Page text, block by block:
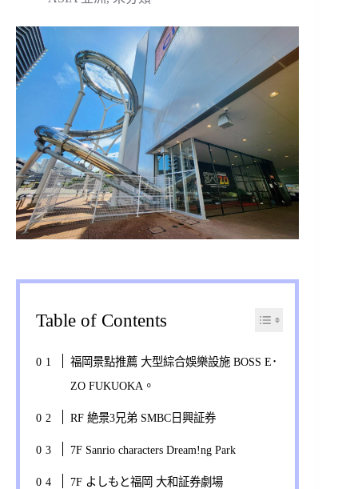
Table of Contents
福岡景點推薦 大型綜合娛樂設施 BOSS E･
ZO FUKUOKA。
RF 絶景3兄弟 SMBC日興証券
7F Sanrio characters Dream!ng Park
7F よしもと福岡 大和証券劇場